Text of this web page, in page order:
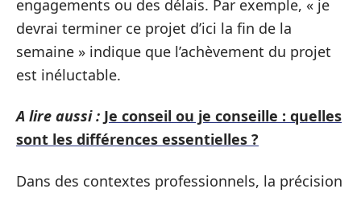
engagements ou des délais. Par exemple, « je
devrai terminer ce projet d’ici la fin de la
semaine » indique que l’achèvement du projet
est inéluctable.
A lire aussi : Je conseil ou je conseille : quelles
sont les différences essentielles ?
Dans des contextes professionnels, la précision